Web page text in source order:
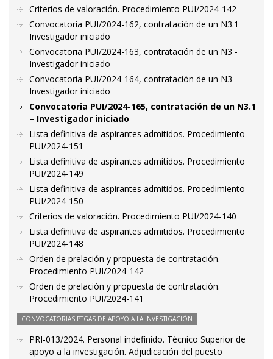
Criterios de valoración. Procedimiento PUI/2024-142
Convocatoria PUI/2024-162, contratación de un N3.1
Investigador iniciado
Convocatoria PUI/2024-163, contratación de un N3 -
Investigador iniciado
Convocatoria PUI/2024-164, contratación de un N3 -
Investigador iniciado
Convocatoria PUI/2024-165, contratación de un N3.1
– Investigador iniciado
Lista definitiva de aspirantes admitidos. Procedimiento
PUI/2024-151
Lista definitiva de aspirantes admitidos. Procedimiento
PUI/2024-149
Lista definitiva de aspirantes admitidos. Procedimiento
PUI/2024-150
Criterios de valoración. Procedimiento PUI/2024-140
Lista definitiva de aspirantes admitidos. Procedimiento
PUI/2024-148
Orden de prelación y propuesta de contratación.
Procedimiento PUI/2024-142
Orden de prelación y propuesta de contratación.
Procedimiento PUI/2024-141
CONVOCATORIAS PTGAS DE APOYO A LA INVESTIGACIÓN
PRI-013/2024. Personal indefinido. Técnico Superior de
apoyo a la investigación. Adjudicación del puesto